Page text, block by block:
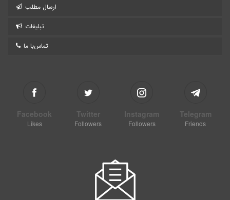
ارسال مطلب
تبلیغات
تماس‌با ما
Facebook
Likes
Twitter
Followers
Instagram
Followers
Telegram
Friends